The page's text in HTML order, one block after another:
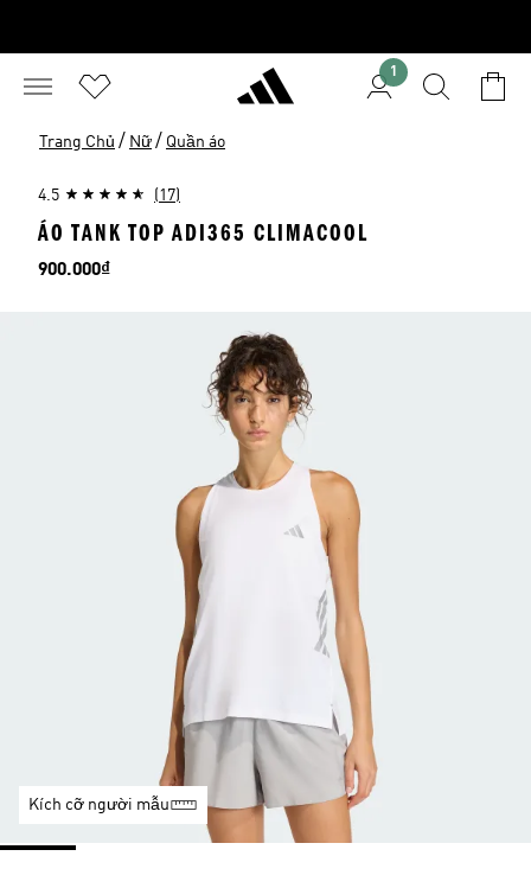
1
Trang Chủ / Nữ / Quần áo
4.5 (17)
ÁO TANK TOP ADI365 CLIMACOOL
Giá
900.000₫
Kích cỡ người mẫu